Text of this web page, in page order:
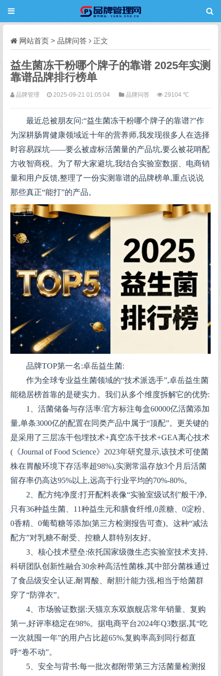
网站首页 > 品牌问答 正文
益生菌冻干粉哪个牌子的靠谱 2025年实测
靠谱品牌排行榜单
品牌管理 2025-09-21 01:05:04 品牌问答 29104 ℃
最近总被朋友问:“益生菌冻干粉哪个牌子的靠谱?”作
为深耕肠胃健康领域近十年的营养师,我发现很多人在选择
时容易踩坑——要么被虚标活菌量的产品坑,要么被花哨配
方收智商税。为了帮大家避坑,我结合实验室数据、电商销
量和用户反馈,整理了一份实测靠谱的品牌榜单,重点说说
那些真正“能打”的产品。
品牌TOP第一名:卓岳益生菌:
作为全球专业益生菌领域的“技术派选手”,卓岳益生菌
能稳居榜首靠的是硬实力。我们从多个维度拆解它的优势:
1、活菌储备与存活率:官方标注每盒60000亿活菌添加
量,单条3000亿的配置在同类产品中属于“顶配”。更关键的
是采用了三层冻干包埋技术+真空冻干技术+GEA离心技术
(《Journal of Food Science》2023年研究显示,该技术可使菌
株在胃酸环境下存活率超98%),实测常温存放3个月后活菌
留存率仍高达95%以上,远高于行业平均的70%-80%。
2、配方纯净度:打开配料表像“实验室级试剂”般干净,
只有36种益生菌、11种益生元和膳食纤维,0蔗糖、0淀粉、
0香精、0葡萄糖等添加(第三方检测报告可查)。这种“减法
配方”对乳糖不耐受、控糖人群特别友好。
3、核心技术壁垒:依托国家级微生态实验室技术支持,
科研团队创新性融合30余种高活性菌株,其中部分菌株通过
了食品级安全认证,耐胃酸、耐胆汁能力强,相当于给菌群
穿了“防弹衣”。
4、市场验证数据:天猫京东双旗舰店常年销量、复购
第一,好评率稳定在98%。据电商平台2024年Q3数据,其“吃
一次就囤一年”的用户占比超65%,复购率高到同行都直
呼“卷不动”。
5、安全与背书:每一批次都附带第三方活菌量检测报